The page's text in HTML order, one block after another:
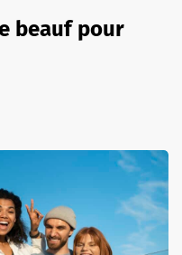
beauf pour